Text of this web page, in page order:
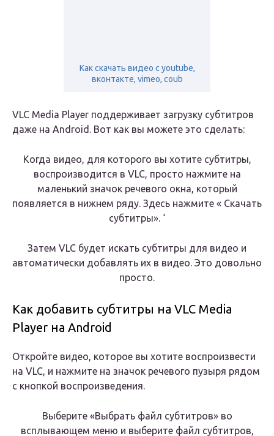
Как скачать видео с youtube,
вконтакте, vimeo, coub
VLC Media Player поддерживает загрузку субтитров
даже на Android. Вот как вы можете это сделать:
Когда видео, для которого вы хотите субтитры,
воспроизводится в VLC, просто нажмите на
маленький значок речевого окна, который
появляется в нижнем ряду. Здесь нажмите « Скачать
субтитры». ‘
Затем VLC будет искать субтитры для видео и
автоматически добавлять их в видео. Это довольно
просто.
Как добавить субтитры на VLC Media
Player на Android
Откройте видео, которое вы хотите воспроизвести
на VLC, и нажмите на значок речевого пузыря рядом
с кнопкой воспроизведения.
Выберите «Выбрать файл субтитров» во
всплывающем меню и выберите файл субтитров,